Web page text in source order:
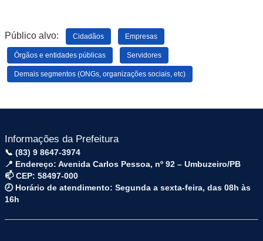
Público alvo: Cidadãos Empresas
Órgãos e entidades públicas Servidores
Demais segmentos (ONGs, organizações sociais, etc)
Informações da Prefeitura
📞 (83) 9 8647-3974
📍 Endereço: Avenida Carlos Pessoa, nº 92 – Umbuzeiro/PB
📫 CEP: 58497-000
🕗 Horário de atendimento: Segunda a sexta-feira, das 08h às
16h